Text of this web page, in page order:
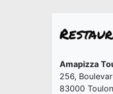
Amapizza
256,
83000 Toulon